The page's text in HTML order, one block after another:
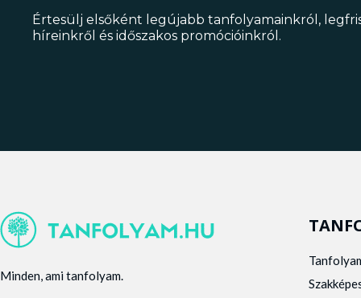
Értesülj elsőként legújabb tanfolyamainkról,
híreinkről és időszakos promócióinkról.
Minden, ami tanfolyam.